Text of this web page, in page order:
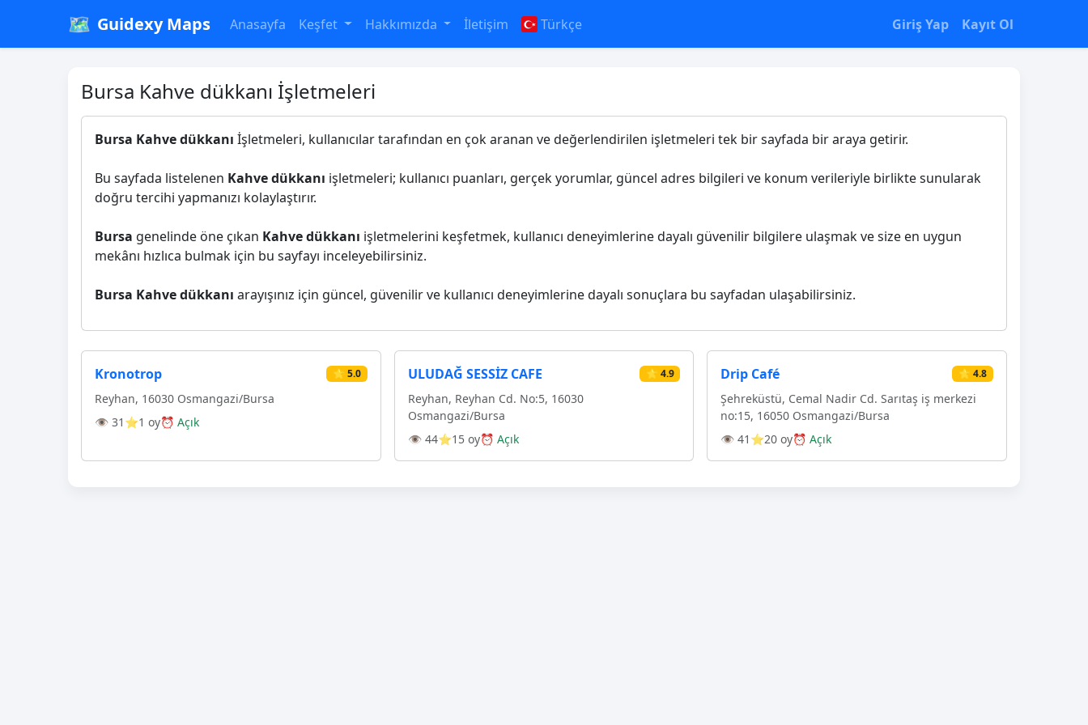
🗺️ Guidexy Maps Anasayfa Keşfet Hakkımızda İletişim Türkçe Giriş Yap Kayıt Ol
Bursa Kahve dükkanı İşletmeleri
Bursa Kahve dükkanı İşletmeleri, kullanıcılar tarafından en çok aranan ve değerlendirilen işletmeleri tek bir sayfada bir araya getirir.
Bu sayfada listelenen Kahve dükkanı işletmeleri; kullanıcı puanları, gerçek yorumlar, güncel adres bilgileri ve konum verileriyle birlikte sunularak
doğru tercihi yapmanızı kolaylaştırır.
Bursa genelinde öne çıkan Kahve dükkanı işletmelerini keşfetmek, kullanıcı deneyimlerine dayalı güvenilir bilgilere ulaşmak ve size en uygun
mekânı hızlıca bulmak için bu sayfayı inceleyebilirsiniz.
Bursa Kahve dükkanı arayışınız için güncel, güvenilir ve kullanıcı deneyimlerine dayalı sonuçlara bu sayfadan ulaşabilirsiniz.
Kronotrop ⭐ 5.0
Reyhan, 16030 Osmangazi̇/Bursa
👁 31 ⭐1 oy⏰ Açık
ULUDAĞ SESSİZ CAFE ⭐ 4.9
Reyhan, Reyhan Cd. No:5, 16030
Osmangazi̇/Bursa
👁 44⭐15 oy⏰ Açık
Drip Café ⭐ 4.8
Şehreküstü, Cemal Nadir Cd. Sarıtaş iş merkezi
no:15, 16050 Osmangazi̇/Bursa
👁 41 ⭐20 oy⏰ Açık